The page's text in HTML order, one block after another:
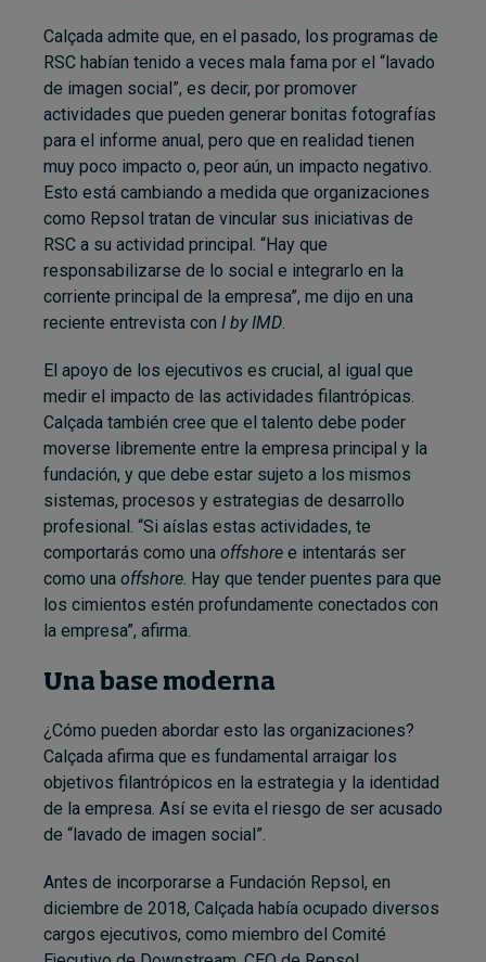
Calçada admite que, en el pasado, los programas de
RSC habían tenido a veces mala fama por el “lavado
de imagen social”, es decir, por promover
actividades que pueden generar bonitas fotografías
para el informe anual, pero que en realidad tienen
muy poco impacto o, peor aún, un impacto negativo.
Esto está cambiando a medida que organizaciones
como Repsol tratan de vincular sus iniciativas de
RSC a su actividad principal. “Hay que
responsabilizarse de lo social e integrarlo en la
corriente principal de la empresa”, me dijo en una
reciente entrevista con I by IMD
El apoyo de los ejecutivos es crucial, al igual que
medir el impacto de las actividades filantrópicas.
Calçada también cree que el talento debe poder
moverse libremente entre la empresa principal y la
fundación, y que debe estar sujeto a los mismos
sistemas, procesos y estrategias de desarrollo
profesional. “Si aíslas estas actividades, te
comportarás como una offshore e intentarás ser
como una offshore . Hay que tender puentes para que
los cimientos estén profundamente conectados con
la empresa”, afirma.
Una base moderna
¿Cómo pueden abordar esto las organizaciones?
Calçada afirma que es fundamental arraigar los
objetivos filantrópicos en la estrategia y la identidad
de la empresa. Así se evita el riesgo de ser acusado
de “lavado de imagen social”.
Antes de incorporarse a Fundación Repsol, en
diciembre de 2018, Calçada había ocupado diversos
cargos ejecutivos, como miembro del Comité